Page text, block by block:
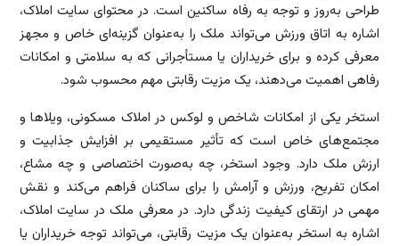
طراحی به‌روز و توجه به رفاه ساکنین است. در محتوای سایت املاک،
اشاره به اتاق ورزش می‌تواند ملک را به‌عنوان گزینه‌ای خاص و مجهز
معرفی کرده و برای خریداران یا مستأجرانی که به سلامتی و امکانات
رفاهی اهمیت می‌دهند، یک مزیت رقابتی مهم محسوب شود.
استخر یکی از امکانات شاخص و لوکس در املاک مسکونی، ویلاها و
مجتمع‌های خاص است که تأثیر مستقیمی بر افزایش جذابیت و
ارزش ملک دارد. وجود استخر، چه به‌صورت اختصاصی و چه مشاع،
امکان تفریح، ورزش و آرامش را برای ساکنان فراهم می‌کند و نقش
مهمی در ارتقای کیفیت زندگی دارد. در معرفی ملک در سایت املاک،
اشاره به استخر به‌عنوان یک مزیت رقابتی، می‌تواند توجه خریداران یا